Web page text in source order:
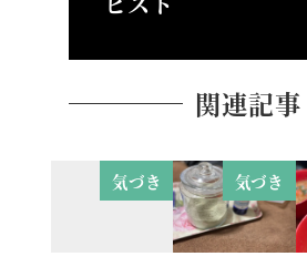
関連記事
気づき 気づき